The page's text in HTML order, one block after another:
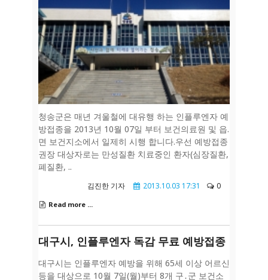
청송군은 매년 겨울철에 대유행 하는 인플루엔자 예
방접종을 2013년 10월 07일 부터 보건의료원 및 읍.
면 보건지소에서 일제히 시행 합니다.우선 예방접종
권장 대상자로는 만성질환 치료중인 환자(심장질환,
폐질환, ..
김진한 기자 2013.10.03 17:31 0
Read more ...
대구시, 인플루엔자 독감 무료 예방접종
대구시는 인플루엔자 예방을 위해 65세 이상 어르신
등을 대상으로 10월 7일(월)부터 8개 구․군 보건소